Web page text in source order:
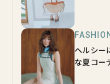
ヘルシー
な夏コー